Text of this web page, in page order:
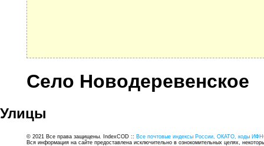
Село Новодеревенское
Улицы
© 2021 Все права защищены. IndexCOD :: Все почтовые индексы России, ОКАТО, коды
Вся информация на сайте предоставлена исключительно в ознокомительных целях,